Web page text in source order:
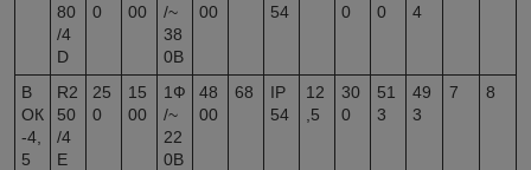
80
/4
D
0
00
/~
38
0В
00
54
0
0
4
В
ОК
-4,
5
R2
50
/4
E
25
0
15
00
1Ф
/~
22
0В
48
00
68
IP
54
12
,5
30
0
51
3
49
3
7 8